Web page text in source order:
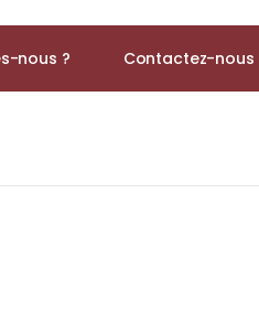
nous ? Contactez-nous